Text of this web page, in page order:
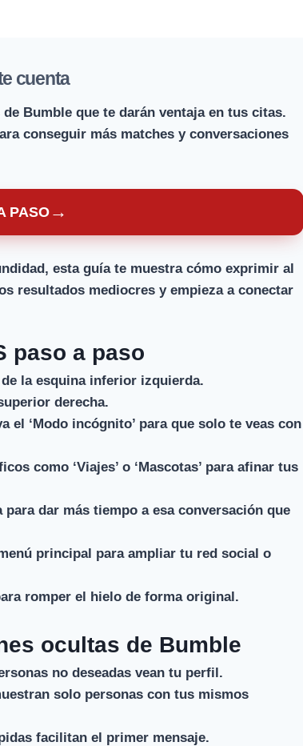
cuenta
Bumble que te darán ventaja en tus citas.
conseguir más matches y conversaciones
PASO→
esta guía te muestra cómo exprimir al
resultados mediocres y empieza a conectar
paso a paso
la esquina inferior izquierda.
derecha.
el ‘Modo incógnito’ para que solo te veas con
como ‘Viajes’ o ‘Mascotas’ para afinar tus
dar más tiempo a esa conversación que
principal para ampliar tu red social o
romper el hielo de forma original.
ocultas de Bumble
no deseadas vean tu perfil.
solo personas con tus mismos
facilitan el primer mensaje.